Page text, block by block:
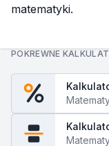
matematyki.
POKREWNE